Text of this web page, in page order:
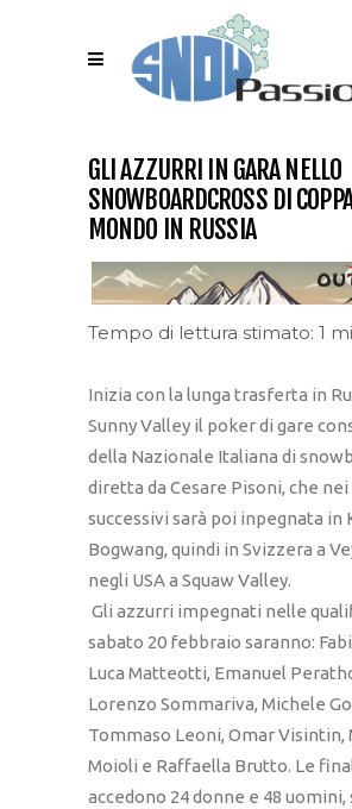
GLI AZZURRI IN GARA NELLO
SNOWBOARDCROSS DI
MONDO IN RUSSIA
Tempo di lettura stimato: 1
Inizia con la lunga trasferta in
Sunny Valley il poker di gare
della Nazionale Italiana di
diretta da Cesare Pisoni, che
successivi sarà poi inpegnata in
Bogwang, quindi in Svizzera a
negli USA a Squaw Valley.
Gli azzurri impegnati nelle
sabato 20 febbraio saranno:
Luca Matteotti, Emanuel
Lorenzo Sommariva, Michele
Tommaso Leoni, Omar Visintin,
Moioli e Raffaella Brutto. Le
accedono 24 donne e 48 uomini,